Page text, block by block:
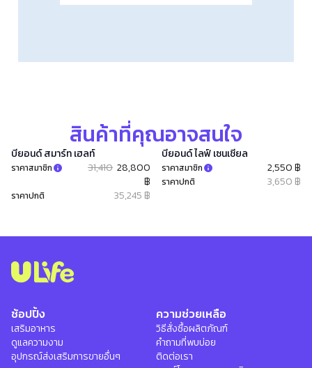
สินค้าที่คุณอาจสนใจ
บียอนด์ สมาร์ท เฮลท์​
ราคาสมาชิก 31,410 28,800
฿
ราคาปกติ 35,245 ฿
บียอนด์ ไลฟ์ เซนเชียล
ราคาสมาชิก 2,550 ฿
ราคาปกติ 3,650 ฿
ช้อปปิ้ง
เสริมอาหาร
ดูแลความงาม
อุปกรณ์ส่งเสริมการขายอื่นๆ
ความช่วยเหลือ
วิธีสั่งซื้อผลิตภัณฑ์
คำถามที่พบบ่อย
ติดต่อเรา